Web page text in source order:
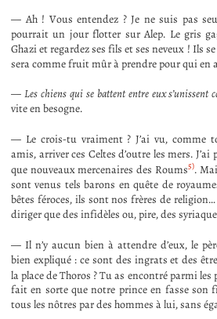
— Ah ! Vous entendez ? Je ne suis pas
pourrait un jour flotter sur Alep. Le gris
Ghazi et regardez ses fils et ses neveux ! Ils
sera comme fruit mûr à prendre pour qui en
— Les chiens qui se battent entre eux s’unissent
vite en besogne.
— Le crois-tu vraiment ? J’ai vu, comme
amis, arriver ces Celtes d’outre les mers. J’ai
que nouveaux mercenaires des Roums5).
sont venus tels barons en quête de
bêtes féroces, ils sont nos frères de
diriger que des infidèles ou, pire, des
— Il n’y aucun bien à attendre d’eux, le
bien expliqué : ce sont des ingrats et des
la place de Thoros ? Tu as encontré parmi
fait en sorte que notre prince en fasse son
tous les nôtres par des hommes à lui, sans